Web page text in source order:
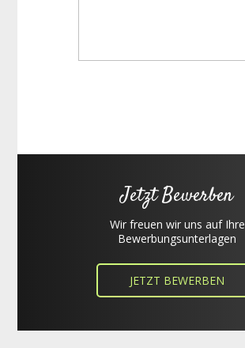
Jetzt Bewerben
Wir freuen wir uns auf Ihre
Bewerbungsunterlagen
JETZT BEWERBEN